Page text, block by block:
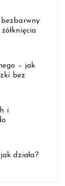
– jak
bez
i
działa?